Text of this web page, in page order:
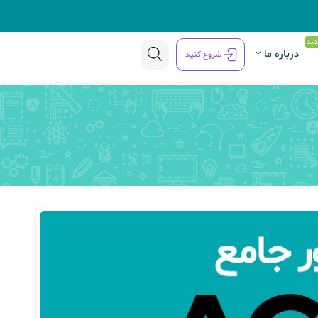
درباره ما شروع کنید